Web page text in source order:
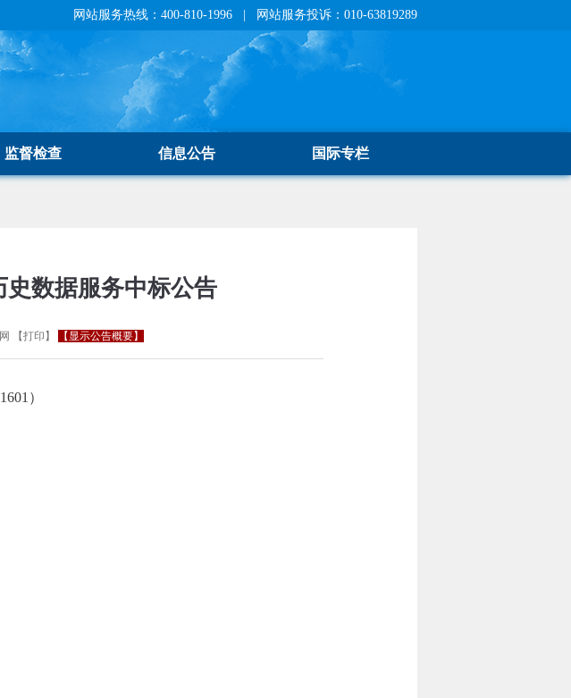
网站服务热线：400-810-1996 | 网站服务投诉：010-63819289
监督检查 信息公告 国际专栏
数据服务中标公告
【打印 】 【显示公告概要】
）